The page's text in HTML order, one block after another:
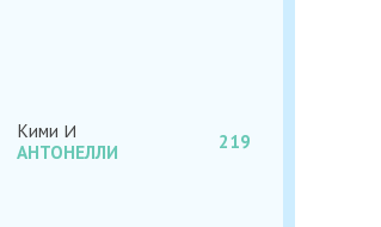
Кими
АНТОНЕЛЛИ
219